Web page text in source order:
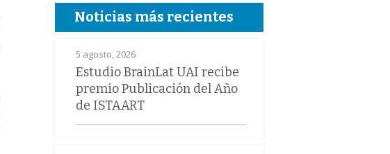
Noticias más recientes
5 agosto, 2026
Estudio BrainLat UAI recibe
premio Publicación del Año
de ISTAART